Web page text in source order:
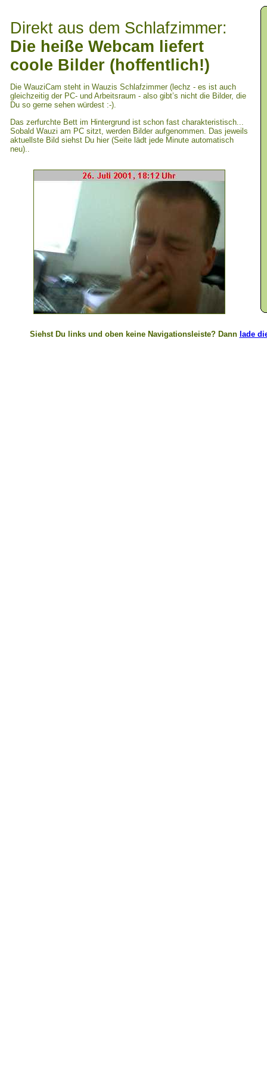
Die WauziCam steht in Wauzis Schlafzimmer (lechz - es ist auch
gleichzeitig der PC- und Arbeitsraum - also gibt’s nicht die Bilder, die
Du so gerne sehen würdest :-).
Das zerfurchte Bett im Hintergrund ist schon fast charakteristisch...
Sobald Wauzi am PC sitzt, werden Bilder aufgenommen. Das jeweils
aktuellste Bild siehst Du hier (Seite lädt jede Minute automatisch
neu)..
Direkt aus dem Schlafzimmer:
Die heiße Webcam liefert
coole Bilder (hoffentlich!)
Siehst Du links und oben keine Navigationsleiste? Dann lade